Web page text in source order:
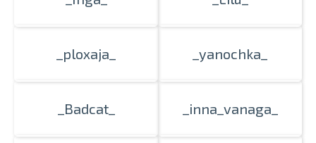
_ploxaja_ _yanochka_
_Badcat_ _inna_vanaga_